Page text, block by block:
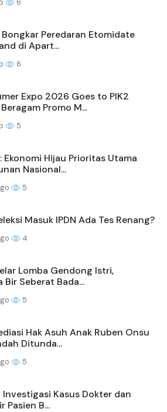
Bongkar Peredaran Etomidate
di Apart...
6
Expo 2026 Goes to PIK2
Promo M...
5
Ekonomi Hijau Prioritas Utama
Nasional...
5
Masuk IPDN Ada Tes Renang?
4
Lomba Gendong Istri,
Bir Seberat Bada...
5
Hak Asuh Anak Ruben Onsu
Ditunda...
5
Investigasi Kasus Dokter dan
Pasien B...